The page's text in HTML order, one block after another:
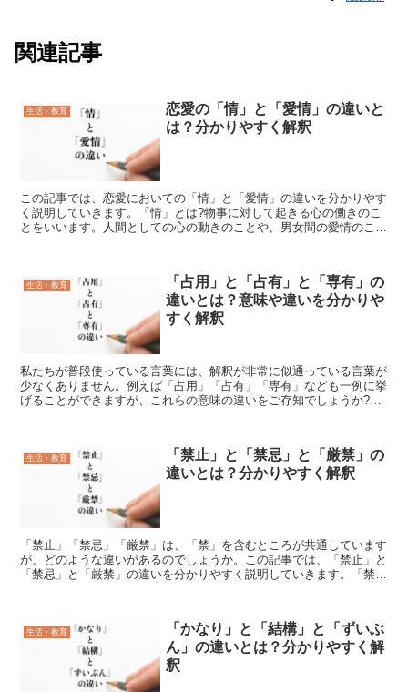
関連記事
生活・教育
恋愛の「情」と「愛情」の違いと
は？分かりやすく解釈
この記事では、恋愛においての「情」と「愛情」の違いを分かりやす
く説明していきます。「情」とは?物事に対して起きる心の働きのこ
とをいいます。人間としての心の動きのことや、男女間の愛情のこと
生活・教育
「占用」と「占有」と「専有」の
違いとは？意味や違いを分かりや
すく解釈
私たちが普段使っている言葉には、解釈が非常に似通っている言葉が
少なくありません。例えば「占用」「占有」「専有」なども一例に挙
げることができますが、これらの意味の違いをご存知でしょうか?そ
生活・教育
「禁止」と「禁忌」と「厳禁」の
違いとは？分かりやすく解釈
「禁止」「禁忌」「厳禁」は、「禁」を含むところが共通しています
が、どのような違いがあるのでしょうか。この記事では、「禁止」と
「禁忌」と「厳禁」の違いを分かりやすく説明していきます。「禁
生活・教育
「かなり」と「結構」と「ずいぶ
ん」の違いとは？分かりやすく解
釈